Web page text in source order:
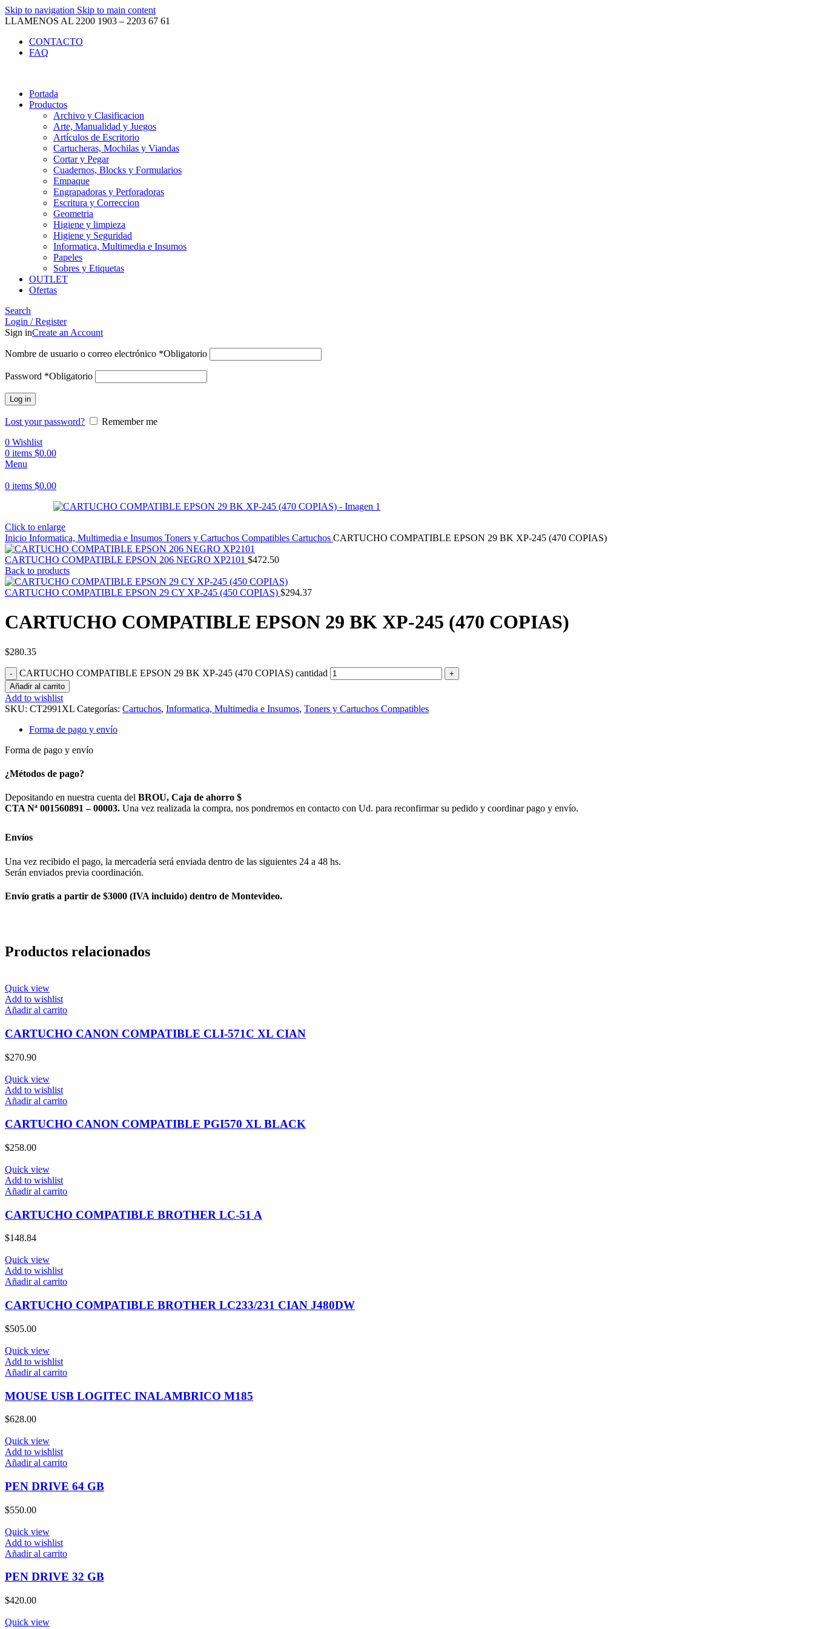
Skip to navigation Skip to main content
LLAMENOS AL 2200 1903 – 2203 67 61
CONTACTO
FAQ
Portada
Productos
Archivo y Clasificacion
Arte, Manualidad y Juegos
Artículos de Escritorio
Cartucheras, Mochilas y Viandas
Cortar y Pegar
Cuadernos, Blocks y Formularios
Empaque
Engrapadoras y Perforadoras
Escritura y Correccion
Geometria
Higiene y limpieza
Higiene y Seguridad
Informatica, Multimedia e Insumos
Papeles
Sobres y Etiquetas
OUTLET
Ofertas
Search
Login / Register
Sign inCreate an Account
Nombre de usuario o correo electrónico *Obligatorio
Password *Obligatorio
Log in
Lost your password?
Remember me
0 Wishlist
0 items $0.00
Menu
0 items $0.00
Click to enlarge
Inicio Informatica, Multimedia e Insumos Toners y Cartuchos Compatibles Cartuchos CARTUCHO COMPATIBLE EPSON 29 BK XP-245 (470 COPIAS)
CARTUCHO COMPATIBLE EPSON 206 NEGRO XP2101 $472.50
Back to products
CARTUCHO COMPATIBLE EPSON 29 CY XP-245 (450 COPIAS) $294.37
CARTUCHO COMPATIBLE EPSON 29 BK XP-245 (470 COPIAS)
$280.35
CARTUCHO COMPATIBLE EPSON 29 BK XP-245 (470 COPIAS) cantidad
Añadir al carrito
Add to wishlist
SKU: CT2991XL Categorías: Cartuchos, Informatica, Multimedia e Insumos, Toners y Cartuchos Compatibles
Forma de pago y envío
Forma de pago y envío
¿Métodos de pago?
Depositando en nuestra cuenta del BROU, Caja de ahorro $
CTA Nª 001560891 – 00003. Una vez realizada la compra, nos pondremos en contacto con Ud. para reconfirmar su pedido y coordinar pago y envío.
Envíos
Una vez recibido el pago, la mercadería será enviada dentro de las siguientes 24 a 48 hs.
Serán enviados previa coordinación.
Envío gratis a partir de $3000 (IVA incluido) dentro de Montevideo.
Productos relacionados
Quick view
Add to wishlist
Añadir al carrito
CARTUCHO CANON COMPATIBLE CLI-571C XL CIAN
$270.90
Quick view
Add to wishlist
Añadir al carrito
CARTUCHO CANON COMPATIBLE PGI570 XL BLACK
$258.00
Quick view
Add to wishlist
Añadir al carrito
CARTUCHO COMPATIBLE BROTHER LC-51 A
$148.84
Quick view
Add to wishlist
Añadir al carrito
CARTUCHO COMPATIBLE BROTHER LC233/231 CIAN J480DW
$505.00
Quick view
Add to wishlist
Añadir al carrito
MOUSE USB LOGITEC INALAMBRICO M185
$628.00
Quick view
Add to wishlist
Añadir al carrito
PEN DRIVE 64 GB
$550.00
Quick view
Add to wishlist
Añadir al carrito
PEN DRIVE 32 GB
$420.00
Quick view